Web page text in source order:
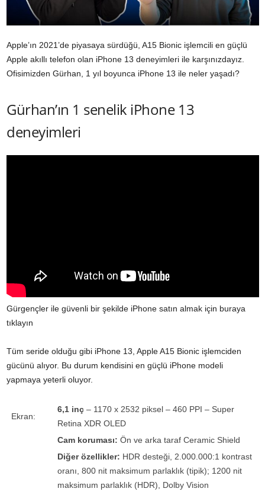
Apple’ın 2021’de piyasaya sürdüğü, A15 Bionic işlemcili en güçlü
Apple akıllı telefon olan iPhone 13 deneyimleri ile karşınızdayız.
Ofisimizden Gürhan, 1 yıl boyunca iPhone 13 ile neler yaşadı?
Gürhan’ın 1 senelik iPhone 13
deneyimleri
Gürgençler ile güvenli bir şekilde iPhone satın almak için buraya
tıklayın
Tüm seride olduğu gibi iPhone 13, Apple A15 Bionic işlemciden
gücünü alıyor. Bu durum kendisini en güçlü iPhone modeli
yapmaya yeterli oluyor.
Ekran:
6,1 inç – 1170 x 2532 piksel – 460 PPI – Super
Retina XDR OLED
Cam koruması: Ön ve arka taraf Ceramic Shield
Diğer özellikler: HDR desteği, 2.000.000:1 kontrast
oranı, 800 nit maksimum parlaklık (tipik); 1200 nit
maksimum parlaklık (HDR), Dolby Vision